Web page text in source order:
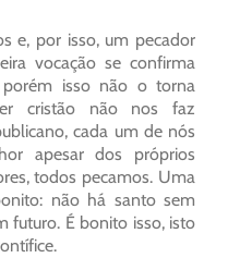
e, por isso, um pecador
vocação se confirma
isso não o torna
cristão não nos faz
cada um de nós
apesar dos próprios
todos pecamos. Uma
não há santo sem
futuro. É bonito isso, isto